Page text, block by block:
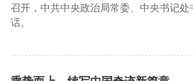
召开，中共中央政治局常委、中央书记
话。